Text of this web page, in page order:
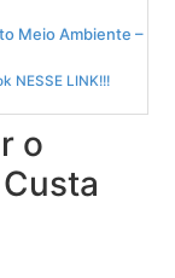
Meio Ambiente –
NESSE LINK!!!
o